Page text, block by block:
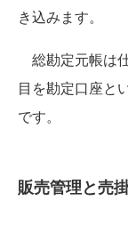
き込みます。
総勘定元帳は
目を勘定口座と
です。
販売管理と売